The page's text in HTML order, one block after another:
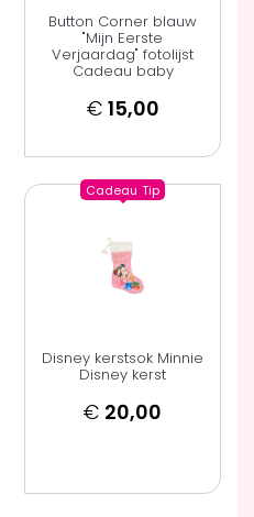
Button Corner blauw
"Mijn Eerste
Verjaardag" fotolijst
Cadeau baby
€ 15,00
Cadeau Tip
Disney kerstsok Minnie
Disney kerst
€ 20,00